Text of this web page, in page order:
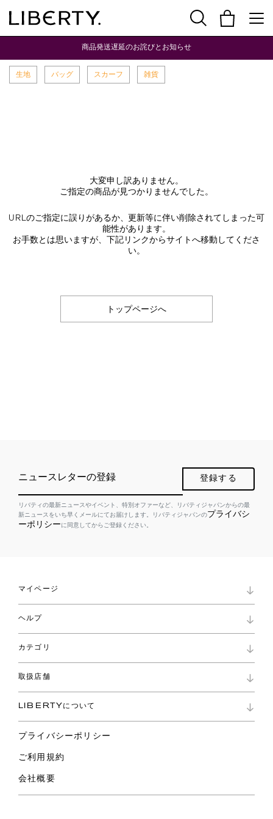
商品発送遅延のお詫びとお知らせ
生地 バッグ スカーフ 雑貨
大変申し訳ありません。
ご指定の商品が見つかりませんでした。
URLのご指定に誤りがあるか、更新等に伴い削除されてしまった可
能性があります。
お手数とは思いますが、下記リンクからサイトへ移動してくださ
い。
トップページへ
ニュースレターの登録 登録する
リバティの最新ニュースやイベント、特別オファーなど、リバティジャパンからの最
新ニュースをいち早くメールにてお届けします。リバティジャパンのプライバシ
ーポリシーに同意してからご登録ください。
マイページ
ロイヤリティプログラム
パスワード再設定
ショッピングバッグ
ヘルプ
お問い合わせ
よくあるご質問
ご利用ガイド
カテゴリ
コレクション
ファブリックス
バッグ
スカーフ
ウェア
ライフスタイル
スペシャル
取扱店舗
リバティ・ファブリックス
LIBERTYについて
プライバシーポリシー
ご利用規約
会社概要